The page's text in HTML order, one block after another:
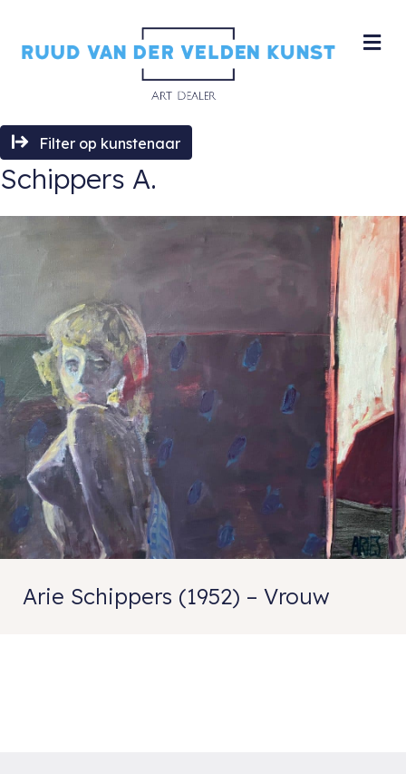
Filter op kunstenaar
Schippers A.
Arie Schippers (1952) – Vrouw